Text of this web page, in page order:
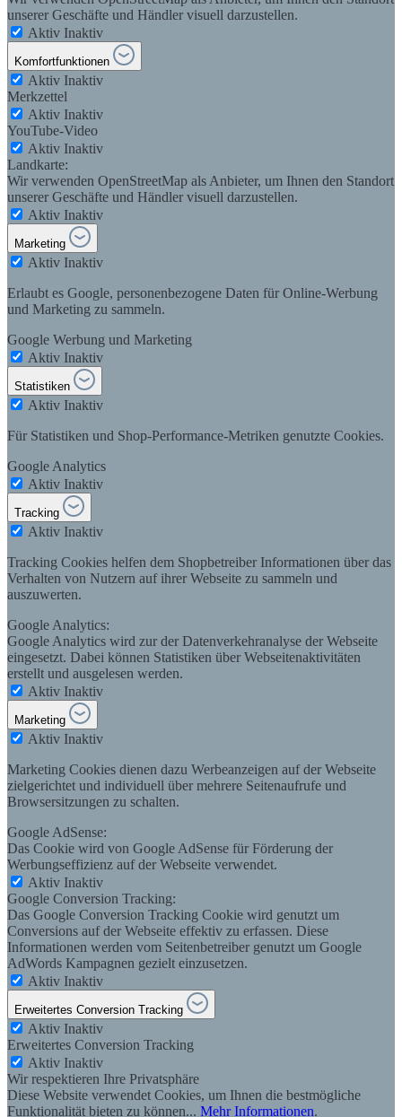
unserer Geschäfte und Händler visuell darzustellen.
Aktiv Inaktiv
Komfortfunktionen
Aktiv Inaktiv
Merkzettel
Aktiv Inaktiv
YouTube-Video
Aktiv Inaktiv
Landkarte:
Wir verwenden OpenStreetMap als Anbieter, um Ihnen den Standort
unserer Geschäfte und Händler visuell darzustellen.
Aktiv Inaktiv
Marketing
Aktiv Inaktiv
Erlaubt es Google, personenbezogene Daten für Online-Werbung
und Marketing zu sammeln.
Google Werbung und Marketing
Aktiv Inaktiv
Statistiken
Aktiv Inaktiv
Für Statistiken und Shop-Performance-Metriken genutzte Cookies.
Google Analytics
Aktiv Inaktiv
Tracking
Aktiv Inaktiv
Tracking Cookies helfen dem Shopbetreiber Informationen über das
Verhalten von Nutzern auf ihrer Webseite zu sammeln und
auszuwerten.
Google Analytics:
Google Analytics wird zur der Datenverkehranalyse der Webseite
eingesetzt. Dabei können Statistiken über Webseitenaktivitäten
erstellt und ausgelesen werden.
Aktiv Inaktiv
Marketing
Aktiv Inaktiv
Marketing Cookies dienen dazu Werbeanzeigen auf der Webseite
zielgerichtet und individuell über mehrere Seitenaufrufe und
Browsersitzungen zu schalten.
Google AdSense:
Das Cookie wird von Google AdSense für Förderung der
Werbungseffizienz auf der Webseite verwendet.
Aktiv Inaktiv
Google Conversion Tracking:
Das Google Conversion Tracking Cookie wird genutzt um
Conversions auf der Webseite effektiv zu erfassen. Diese
Informationen werden vom Seitenbetreiber genutzt um Google
AdWords Kampagnen gezielt einzusetzen.
Aktiv Inaktiv
Erweitertes Conversion Tracking
Aktiv Inaktiv
Erweitertes Conversion Tracking
Aktiv Inaktiv
Wir respektieren Ihre Privatsphäre
Diese Website verwendet Cookies, um Ihnen die bestmögliche
Funktionalität bieten zu können... Mehr Informationen.